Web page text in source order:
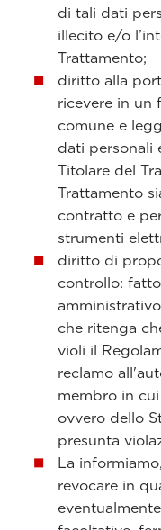
di tali dati
illecito e/o
Trattamento;
diritto alla
ricevere in un
comune e
dati personali
Titolare del
Trattamento
contratto e
strumenti
diritto di
controllo:
che ritenga
violi il
reclamo
membro in
ovvero dello
presunta
La
revocare in